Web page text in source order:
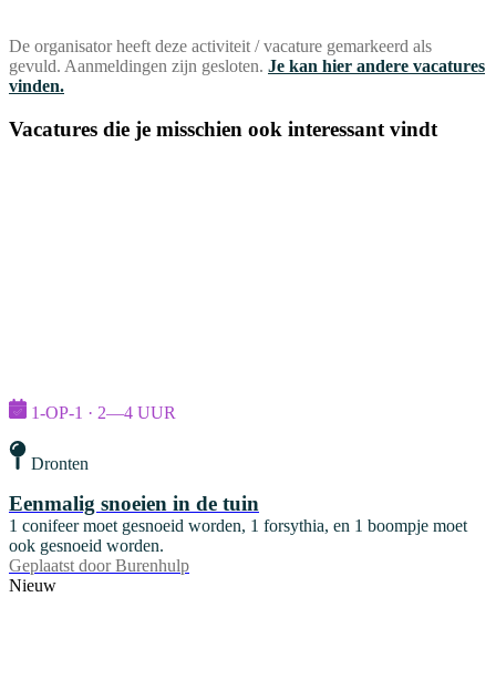
De organisator heeft deze activiteit / vacature gemarkeerd als
gevuld. Aanmeldingen zijn gesloten. Je kan hier andere vacatures
vinden.
Vacatures die je misschien ook interessant vindt
1-OP-1 · 2—4 UUR
Dronten
Eenmalig snoeien in de tuin
1 conifeer moet gesnoeid worden, 1 forsythia, en 1 boompje moet
ook gesnoeid worden.
Geplaatst door Burenhulp
Nieuw